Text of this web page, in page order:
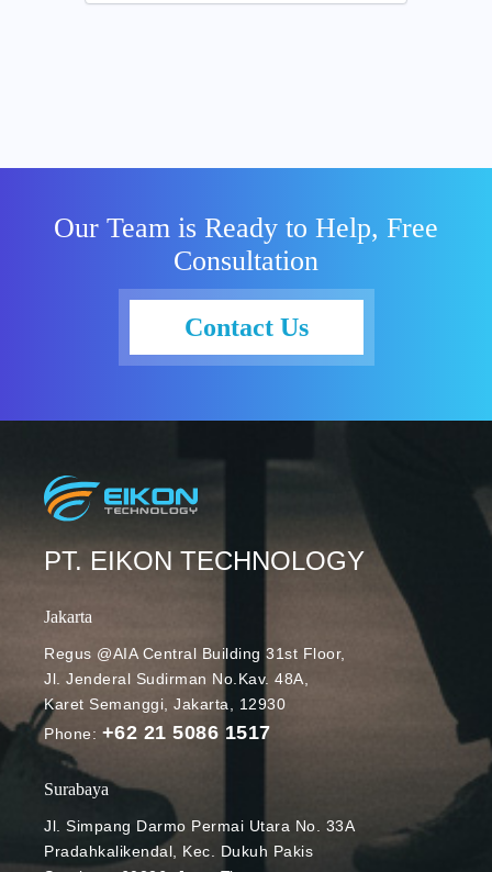
Our Team is Ready to Help, Free
Consultation
Contact Us
PT. EIKON TECHNOLOGY
Jakarta
Regus @AIA Central Building 31st Floor,
Jl. Jenderal Sudirman No.Kav. 48A,
Karet Semanggi, Jakarta, 12930
Phone: +62 21 5086 1517
Surabaya
Jl. Simpang Darmo Permai Utara No. 33A
Pradahkalikendal, Kec. Dukuh Pakis